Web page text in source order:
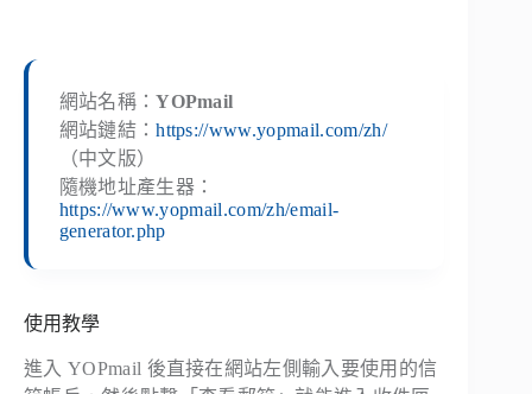
網站名稱：YOPmail
網站鏈結：https://www.yopmail.com/zh/
（中文版）
隨機地址產生器：
https://www.yopmail.com/zh/email-
generator.php
使用教學
進入 YOPmail 後直接在網站左側輸入要使用的信